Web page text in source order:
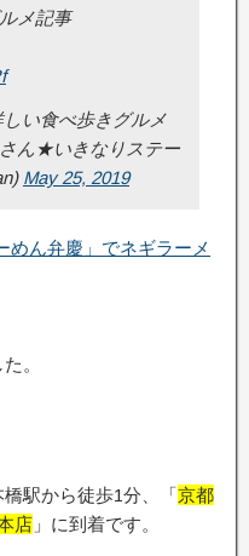
メ記事
い食べ歩きグルメ
ん★いきなりステー
May 25, 2019
めん弁慶」でネギラーメ
。
駅から徒歩1分、「京都
店 」に到着です。